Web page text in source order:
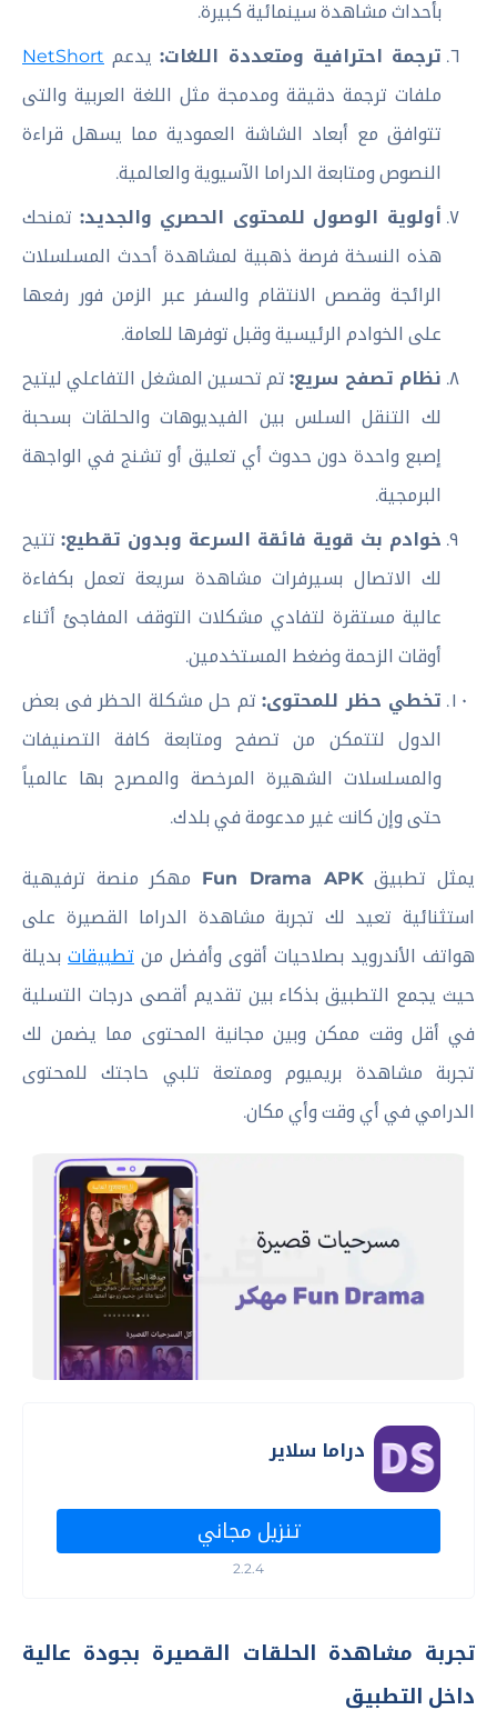
بأحداث مشاهدة سينمائية كبيرة.
ترجمة احترافية ومتعددة اللغات:يدعم NetShort
ملفات ترجمة دقيقة ومدمجة مثل اللغة العربية والتى
تتوافق مع أبعاد الشاشة العمودية مما يسهل قراءة
النصوص ومتابعة الدراما الآسيوية والعالمية.
أولوية الوصول للمحتوى الحصري والجديد: تمنحك
هذه النسخة فرصة ذهبية لمشاهدة أحدث المسلسلات
الرائجة وقصص الانتقام والسفر عبر الزمن فور رفعها
على الخوادم الرئيسية وقبل توفرها للعامة.
نظام تصفح سريع:تم تحسين المشغل التفاعلي ليتيح
لك التنقل السلس بين الفيديوهات والحلقات بسحبة
إصبع واحدة دون حدوث أي تعليق أو تشنج في الواجهة
البرمجية.
خوادم بث قوية فائقة السرعة وبدون تقطيع: تتيح
لك الاتصال بسيرفرات مشاهدة سريعة تعمل بكفاءة
عالية مستقرة لتفادي مشكلات التوقف المفاجئ أثناء
أوقات الزحمة وضغط المستخدمين.
تخطي حظر للمحتوى: تم حل مشكلة الحظر فى بعض
الدول لتتمكن من تصفح ومتابعة كافة التصنيفات
والمسلسلات الشهيرة المرخصة والمصرح بها عالمياً
حتى وإن كانت غير مدعومة في بلدك.
يمثل تطبيقFun Drama APK مهكر منصة ترفيهية
استثنائية تعيد لك تجربة مشاهدة الدراما القصيرة على
هواتف الأندرويد بصلاحيات أقوى وأفضل من تطبيقات بديلة
حيث يجمع التطبيق بذكاء بين تقديم أقصى درجات التسلية
في أقل وقت ممكن وبين مجانية المحتوى مما يضمن لك
تجربة مشاهدة بريميوم وممتعة تلبي حاجتك للمحتوى
الدرامي في أي وقت وأي مكان.
دراما سلاير
تنزيل مجاني
2.2.4
تجربة مشاهدة الحلقات القصيرة بجودة عالية
داخل التطبيق